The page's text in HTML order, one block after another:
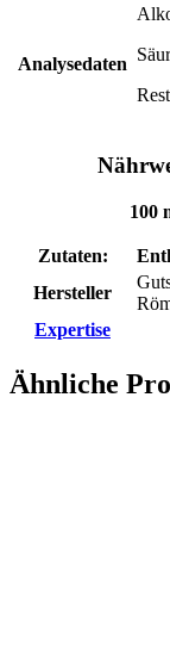
Analysedaten
100
Zutaten:
Hersteller
Expertise
Ähnliche